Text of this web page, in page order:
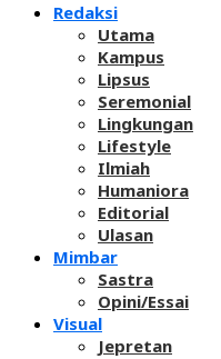
Redaksi
Utama
Kampus
Lipsus
Seremonial
Lingkungan
Lifestyle
Ilmiah
Humaniora
Editorial
Ulasan
Mimbar
Sastra
Opini/Essai
Visual
Jepretan